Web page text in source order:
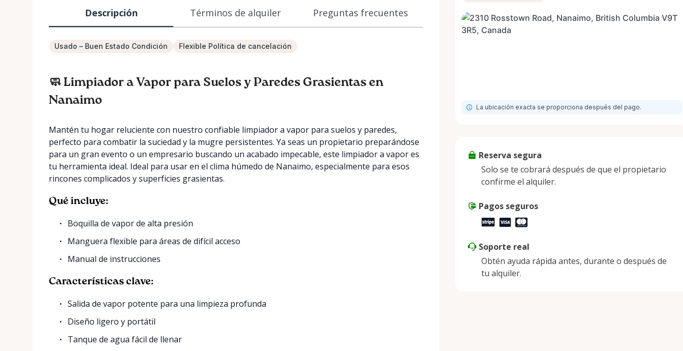
Descripción Términos de alquiler Preguntas frecuentes
Usado – Buen Estado Condición Flexible Política de cancelación
🧼 Limpiador a Vapor para Suelos y Paredes Grasientas en
Nanaimo
Mantén tu hogar reluciente con nuestro confiable limpiador a vapor para suelos y paredes,
perfecto para combatir la suciedad y la mugre persistentes. Ya seas un propietario preparándose
para un gran evento o un empresario buscando un acabado impecable, este limpiador a vapor es
tu herramienta ideal. Ideal para usar en el clima húmedo de Nanaimo, especialmente para esos
rincones complicados y superficies grasientas.
Qué incluye:
Boquilla de vapor de alta presión
Manguera flexible para áreas de difícil acceso
Manual de instrucciones
Características clave:
Salida de vapor potente para una limpieza profunda
Diseño ligero y portátil
Tanque de agua fácil de llenar
La ubicación exacta se proporciona después del pago.
Reserva segura
Solo se te cobrará después de que el propietario
confirme el alquiler.
Pagos seguros
Soporte real
Obtén ayuda rápida antes, durante o después de
tu alquiler.